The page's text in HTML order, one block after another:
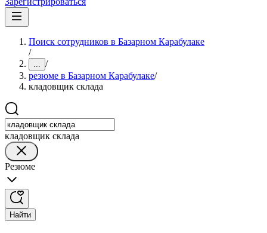
Поиск сотрудников в Базарном Карабулаке
/
... /
резюме в Базарном Карабулаке/
кладовщик склада
кладовщик склада
Резюме
Найти